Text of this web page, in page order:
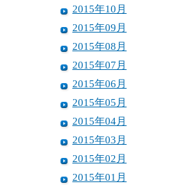
2015年10月
2015年09月
2015年08月
2015年07月
2015年06月
2015年05月
2015年04月
2015年03月
2015年02月
2015年01月